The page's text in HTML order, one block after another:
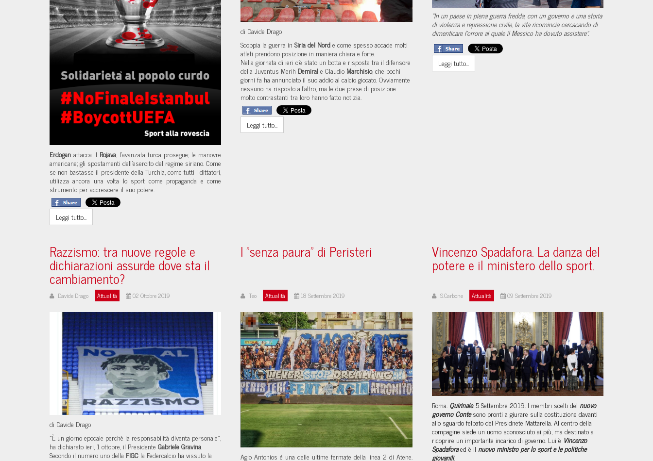
Erdogan attacca il Rojava, l’avanzata turca prosegue; le manovre
americane; gli spostamenti dell’esercito del regime siriano. Come
se non bastasse il presidente della Turchia, come tutti i dittatori,
utilizza ancora una volta lo sport come propaganda e come
strumento per accrescere il suo potere.
Leggi tutto...
di Davide Drago
Scoppia la guerra inSiria del Norde come spesso accade molti
atleti prendono posizione in maniera chiara e forte.
Nella giornata di ieri c'è stato un botta e risposta tra il difensore
della Juventus Merih Demirale Claudio Marchisio, che pochi
giorni fa ha annunciato il suo addio al calcio giocato. Ovviamente
nessuno ha risposto all'altro, ma le due prese di posizione
molto contrastanti tra loro hanno fatto notizia.
Leggi tutto...
"In un paese in piena guerra fredda, con un governo e una storia
di violenza e repressione civile, la vita ricomincia cercacando di
dimenticare l'orrore al quale il Messico ha dovuto assistere".
Leggi tutto...
Razzismo: tra nuove regole e
dichiarazioni assurde dove sta il
cambiamento?
Davide Drago Attualità 02 Ottobre 2019
di Davide Drago
«È un giorno epocale perchè la responsabilità diventa personale»,
ha dichiarato ieri, 1 ottobre, il Presidente Gabriele Gravina.
Secondo il numero uno della FIGC la Federcalcio ha vissuto la
I "senza paura" di Peristeri
Teo Attualità 18 Settembre 2019
Agio Antonios é una delle ultime fermate della linea 2 di Atene.
Vincenzo Spadafora. La danza del
potere e il ministero dello sport.
S.Carbone Attualità 09 Settembre 2019
Roma. Quirinale. 5 Settembre 2019. I membri scelti del nuovo
governo Contesono pronti a giurare sulla costituzione davanti
allo sguardo felpato del Presidnete Mattarella. Al centro della
compagine siede un uomo sconosciuto ai più, ma destinato a
ricoprire un importante incarico di governo. Lui è Vincenzo
Spadaforaed è il nuovo ministro per lo sport e le politiche
giovanili.